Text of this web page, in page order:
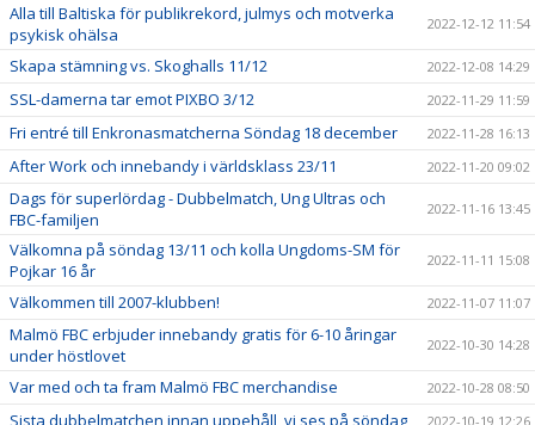
Alla till Baltiska för publikrekord, julmys och motverka
psykisk ohälsa
2022-12-12 11:54
Skapa stämning vs. Skoghalls 11/12 2022-12-08 14:29
SSL-damerna tar emot PIXBO 3/12 2022-11-29 11:59
Fri entré till Enkronasmatcherna Söndag 18 december 2022-11-28 16:13
After Work och innebandy i världsklass 23/11 2022-11-20 09:02
Dags för superlördag - Dubbelmatch, Ung Ultras och
FBC-familjen
2022-11-16 13:45
Välkomna på söndag 13/11 och kolla Ungdoms-SM för
Pojkar 16 år
2022-11-11 15:08
Välkommen till 2007-klubben! 2022-11-07 11:07
Malmö FBC erbjuder innebandy gratis för 6-10 åringar
under höstlovet
2022-10-30 14:28
Var med och ta fram Malmö FBC merchandise 2022-10-28 08:50
Sista dubbelmatchen innan uppehåll, vi ses på söndag 2022-10-19 12:26